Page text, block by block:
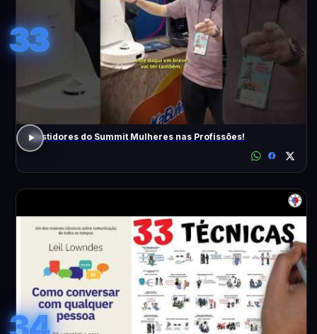
33
Bastidores do Summit Mulheres nas Profissões!